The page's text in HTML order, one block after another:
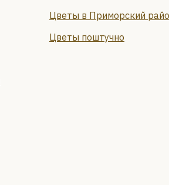
Цветы в Приморский
Цветы поштучно